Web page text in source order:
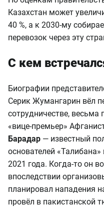
Казахстан может
40 %, а к 2030-му
перевозок через эту
С кем
Биографии
Серик Жумангарин вёл
сотрудничестве,
«вице-премьер»
Барадар — известный
основателей
2021 года. Когда-то он
впоследствии
планировал нападения
провёл в пакистанской